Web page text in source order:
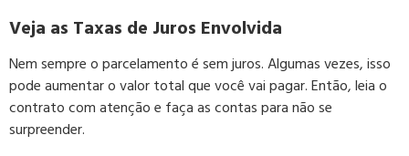
Veja as Taxas de Juros Envolvida
Nem sempre o parcelamento é sem juros. Algumas vezes, isso
pode aumentar o valor total que você vai pagar. Então, leia o
contrato com atenção e faça as contas para não se
surpreender.